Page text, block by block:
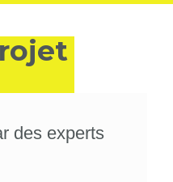
des experts